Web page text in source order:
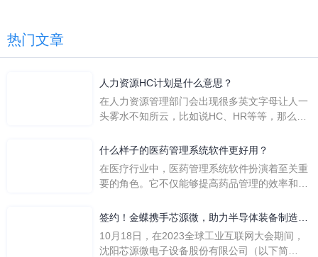
热门文章
人力资源HC计划是什么意思？
在人力资源管理部门会出现很多英文字母让人一
头雾水不知所云，比如说HC、HR等等，那么它
么呢？
什么样子的医药管理系统软件更好用？
在医疗行业中，医药管理系统软件扮演着至关重
要的角色。它不仅能够提高药品管理的效率和准
一个好用的医药管理系统软件应具备以下特点。
地进行操作。 复杂的
签约！金蝶携手芯源微，助力半导体装备制造领
先企业迈向世界
10月18日，在2023全球工业互联网大会期间，
沈阳芯源微电子设备股份有限公司（以下简